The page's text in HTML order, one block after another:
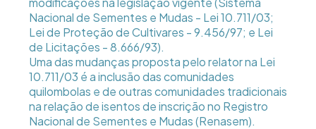
Nacional de Sementes e Mudas - Lei 10.711/03;
Lei de Proteção de Cultivares - 9.456/97; e Lei
de Licitações - 8.666/93).
Uma das mudanças proposta pelo relator na Lei
10.711/03 é a inclusão das comunidades
quilombolas e de outras comunidades tradicionais
na relação de isentos de inscrição no Registro
Nacional de Sementes e Mudas (Renasem).